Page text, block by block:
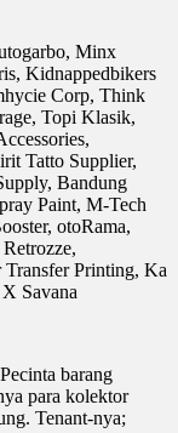
Minx
Kidnappedbikers
Corp, Think
Topi Klasik,
Tatto Supplier,
Bandung
Paint, M-Tech
otoRama,
Printing, Ka
Savana
barang
para kolektor
Tenant-nya;